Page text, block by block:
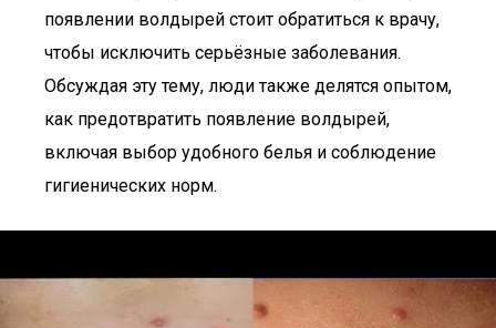
появлении волдырей стоит обратиться к врачу,
чтобы исключить серьёзные заболевания.
Обсуждая эту тему, люди также делятся опытом,
как предотвратить появление волдырей,
включая выбор удобного белья и соблюдение
гигиенических норм.